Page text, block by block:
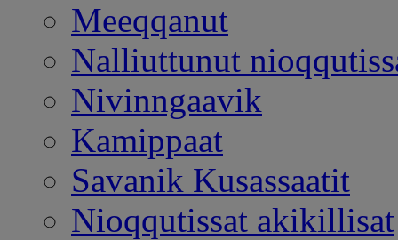
Meeqqanut
Nalliuttunut
Nivinngaavik
Kamippaat
Savanik Kusassaatit
Nioqqutissat akikillisat